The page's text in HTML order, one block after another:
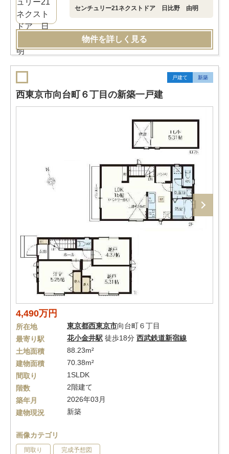
センチュリー21ネクストドア 日比野 由明
物件を詳しく見る
戸建て 新築
西東京市向台町６丁目の新築一戸建
4,490万円
所在地 東京都西東京市向台町６丁目
最寄り駅
花小金井駅 徒歩18分 西武鉄道新宿線
土地面積
88.23m²
建物面積
70.38m²
間取り
1SLDK
階数
2階建て
築年月
2026年03月
建物現況
新築
画像カテゴリ
間取り 完成予想図